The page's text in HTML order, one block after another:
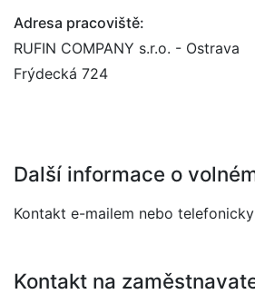
Adresa pracoviště:
RUFIN COMPANY s.r.o. - Ostrava
Frýdecká 724
Další informace o
Kontakt e-mailem nebo
Kontakt na